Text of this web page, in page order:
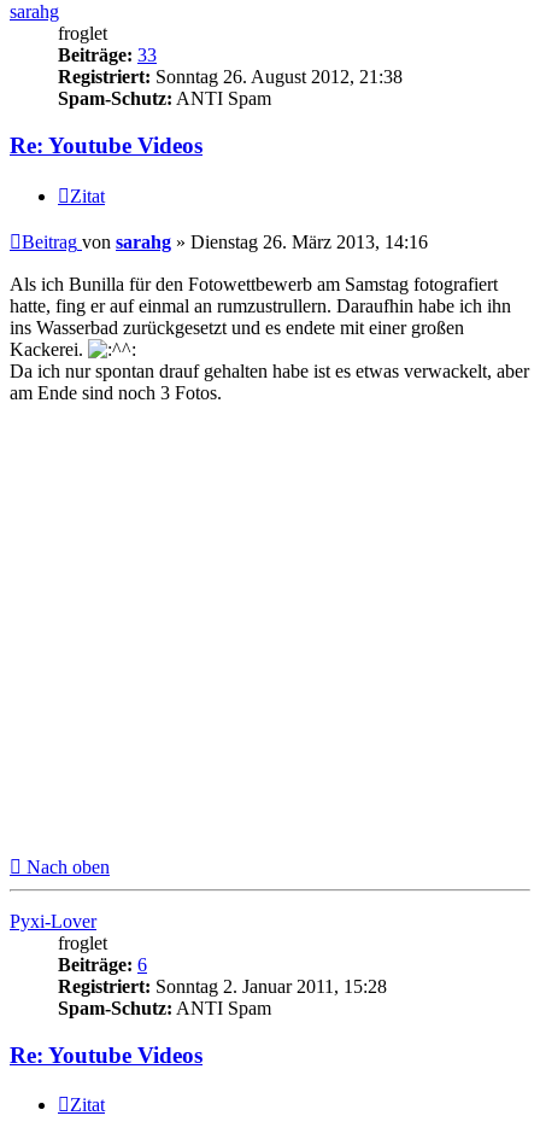
sarahg
froglet
Beiträge: 33
Registriert: Sonntag 26. August 2012, 21:38
Spam-Schutz: ANTI Spam
Re: Youtube Videos
Zitat
Beitrag von sarahg » Dienstag 26. März 2013, 14:16
Als ich Bunilla für den Fotowettbewerb am Samstag fotografiert
hatte, fing er auf einmal an rumzustrullern. Daraufhin habe ich ihn
ins Wasserbad zurückgesetzt und es endete mit einer großen
Kackerei.
Da ich nur spontan drauf gehalten habe ist es etwas verwackelt, aber
am Ende sind noch 3 Fotos.
Nach oben
Pyxi-Lover
froglet
Beiträge: 6
Registriert: Sonntag 2. Januar 2011, 15:28
Spam-Schutz: ANTI Spam
Re: Youtube Videos
Zitat